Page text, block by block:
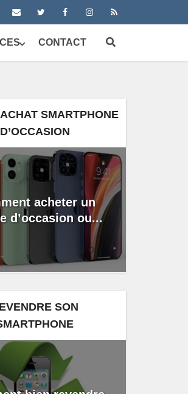
CONTACT
SMARTPHONE
D’OCCASION
acheter un
d’occasion ou...
SON